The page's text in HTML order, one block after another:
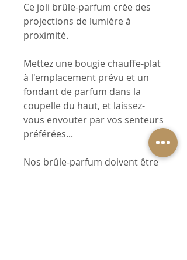
Ce joli brûle-parfum crée des
projections de lumière à
proximité.
Mettez une bougie chauffe-plat
à l'emplacement prévu et un
fondant de parfum dans la
coupelle du haut, et laissez-
vous envouter par vos senteurs
préférées...
Nos brûle-parfum doivent être